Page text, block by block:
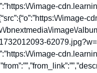
\/image-
\/
bnextmedia\/image\/
\/image-